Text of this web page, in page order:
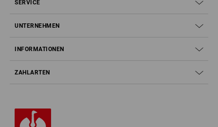
SERVICE
UNTERNEHMEN
INFORMATIONEN
ZAHLARTEN